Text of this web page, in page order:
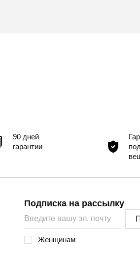
90 дней
гарантии
Подписка на рассылку
Женщинам